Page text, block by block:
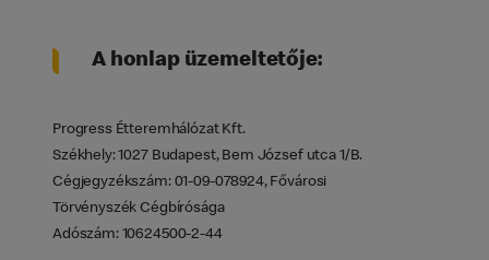
A honlap üzemeltetője:
Progress Étteremhálózat Kft.
Székhely: 1027 Budapest, Bem József utca 1/B.
Cégjegyzékszám: 01-09-078924, Fővárosi
Törvényszék Cégbírósága
Adószám: 10624500-2-44